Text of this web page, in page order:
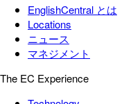
EnglishCentral とは
Locations
ニュース
マネジメント
The EC Experience